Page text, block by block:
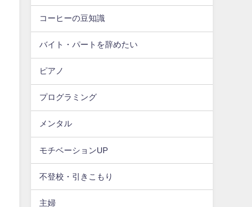
コーヒーの豆知識
バイト・パートを辞めたい
ピアノ
プログラミング
メンタル
モチベーションUP
不登校・引きこもり
主婦